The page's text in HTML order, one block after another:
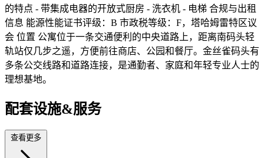
的特点 - 带集成电器的开放式厨房 - 洗衣机 - 电梯 合规与出租
信息 能源性能证书评级：B 市政税等级：F，塔哈姆雷特区议
会 位置 公寓位于一条交通便利的中央道路上，距离南码头轻
轨站仅几步之遥，方便前往商店、公园和餐厅。金丝雀码头有
多条公交线路和道路连接，是通勤者、家庭和年轻专业人士的
理想基地。
配套设施&服务